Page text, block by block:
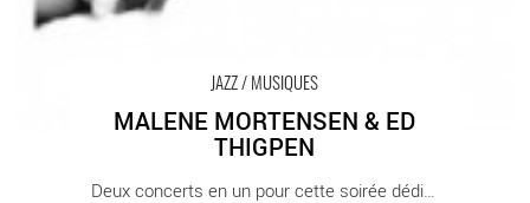
JAZZ / MUSIQUES
MALENE MORTENSEN & ED
THIGPEN
Deux concerts en un pour cette soirée dédiée [...]